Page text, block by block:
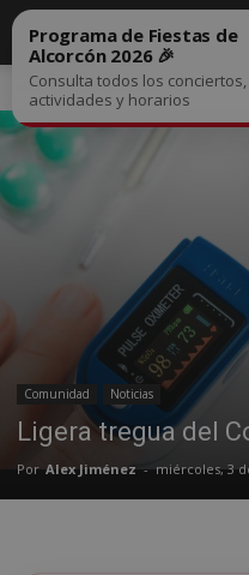
Inicio Comunidad
Comunidad Noticias
Ligera tregua del
Por Alex Jiménez - miércoles, 3
Programa de Fiestas de
Alcorcón 2026 🎉
Consulta todos los conciertos,
actividades y horarios